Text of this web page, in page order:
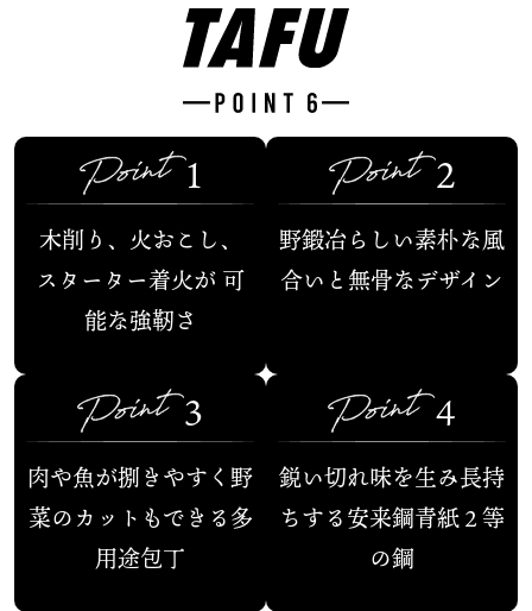
1
木削り、火おこし、
スターター着火が 可
能な強靭さ
2
野鍛冶らしい素朴な風
合いと 無骨なデザイン
3
肉や魚が捌きやすく野
菜のカットもできる多
用途包丁
4
鋭い切れ味を生み長持
ちする安来鋼青紙２等
の鋼